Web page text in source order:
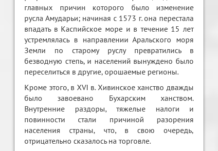
главных причин которого было изменение
русла Амударьи; начиная с 1573 г. она перестала
впадать в Каспийское море и в течение 15 лет
устремлялась в направлении Аральского моря
Земли по старому руслу превратились в
безводную степь, и населений вынуждено было
переселиться в другие, орошаемые регионы.
Кроме этого, в XVI в. Хивинское ханство дважды
было завоевано Бухарским ханством.
Внутренние раздоры, тяжелые налоги и
повинности стали причиной разорения
населения страны, что, в свою очередь,
отрицательно сказалось на торговле.